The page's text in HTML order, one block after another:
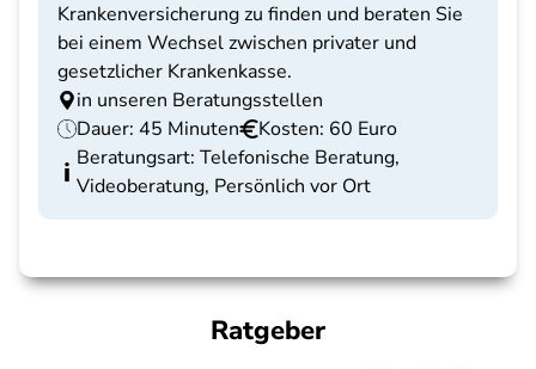
Krankenversicherung zu finden und beraten Sie
bei einem Wechsel zwischen privater und
gesetzlicher Krankenkasse.
in unseren Beratungsstellen
Dauer: 45 Minuten
Kosten: 60 Euro
Beratungsart: Telefonische Beratung,
Videoberatung, Persönlich vor Ort
Ratgeber